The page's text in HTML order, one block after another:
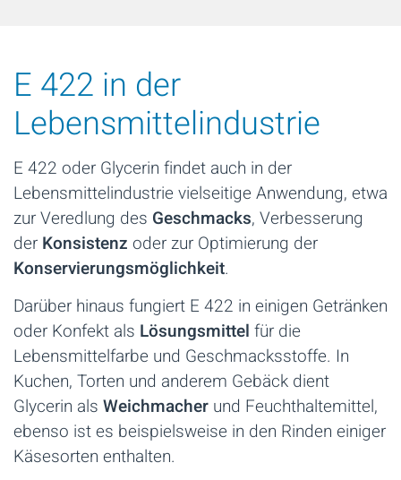
E 422 in der
Lebensmittelindustrie
E 422 oder Glycerin findet auch in der
Lebensmittelindustrie vielseitige Anwendung, etwa
zur Veredlung des Geschmacks, Verbesserung
der Konsistenz oder zur Optimierung der
Konservierungsmöglichkeit.
Darüber hinaus fungiert E 422 in einigen Getränken
oder Konfekt als Lösungsmittel für die
Lebensmittelfarbe und Geschmacksstoffe. In
Kuchen, Torten und anderem Gebäck dient
Glycerin als Weichmacher und Feuchthaltemittel,
ebenso ist es beispielsweise in den Rinden einiger
Käsesorten enthalten.